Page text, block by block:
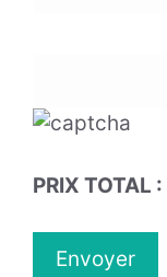
PRIX TOTAL :